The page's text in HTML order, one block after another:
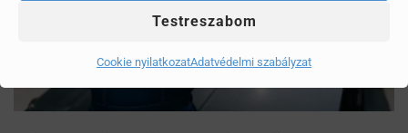
Testreszabom
Cookie nyilatkozatAdatvédelmi szabályzat